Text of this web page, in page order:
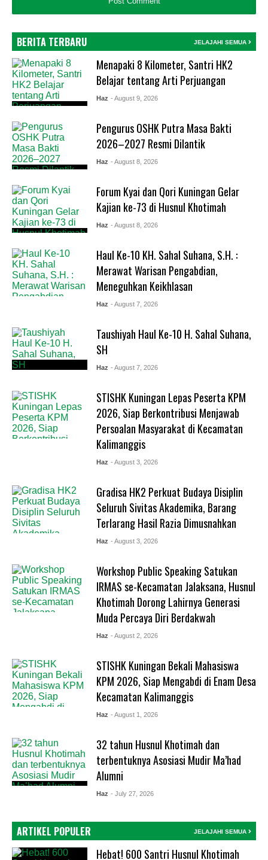
BERITA TERBARU JELAJAHI SEMUA
Menapaki 8 Kilometer, Santri HK2
Belajar tentang Arti Perjuangan
Haz - August 9, 2026
Pengurus OSHK Putra Masa Bakti
2026–2027 Resmi Dilantik
Haz - August 8, 2026
Forum Kyai dan Qori Kuningan Gelar
Kajian ke-73 di Husnul Khotimah
Haz - August 8, 2026
Haul Ke-10 KH. Sahal Suhana, S.H. :
Merawat Warisan Pengabdian,
Meneguhkan Keikhlasan
Haz - August 7, 2026
Taushiyah Haul Ke-10 H. Sahal Suhana,
SH
Haz - August 7, 2026
STISHK Kuningan Lepas Peserta KPM
2026, Siap Berkontribusi Menjawab
Persoalan Masyarakat di Kecamatan
Kalimanggis
Haz - August 3, 2026
Gradisa HK2 Perkuat Budaya Disiplin
Seluruh Sivitas Akademika, Barang
Terlarang Hasil Razia Dimusnahkan
Haz - August 3, 2026
Workshop Public Speaking Satukan
IRMAS se-Kecamatan Jalaksana, Husnul
Khotimah Dorong Lahirnya Generasi
Muda Percaya Diri Berdakwah
Haz - August 2, 2026
STISHK Kuningan Bekali Mahasiswa
KPM 2026, Siap Mengabdi di Enam Desa
Kecamatan Kalimanggis
Haz - August 1, 2026
32 tahun Husnul Khotimah dan
terbentuknya Asosiasi Mudir Ma’had
Alumni
Haz - July 27, 2026
ARTIKEL POPULER JELAJAHI SEMUA
Hebat! 600 Santri Husnul Khotimah